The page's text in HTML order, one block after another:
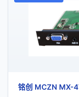
铭创 MCZN MX-